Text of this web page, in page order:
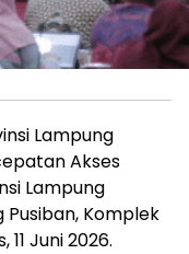
Lampung
Akses
Lampung
Pusiban, Komplek
Juni 2026.